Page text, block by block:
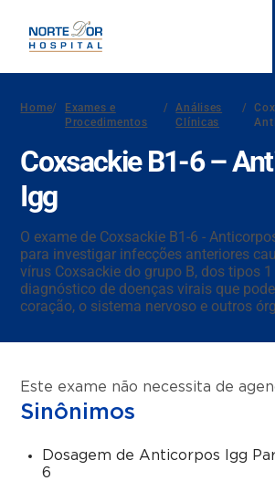
Home/
Exames e
Procedimentos
/
Análises
Clínicas
/
Coxsackie B1-6 –
Igg
O exame de Coxsackie B1-6 -
para investigar infecções anteriores
vírus Coxsackie do grupo B, dos tipos
diagnóstico de doenças virais que
coração, o sistema nervoso e outros
Este exame não necessita de
Sinônimos
Dosagem de Anticorpos Igg
6